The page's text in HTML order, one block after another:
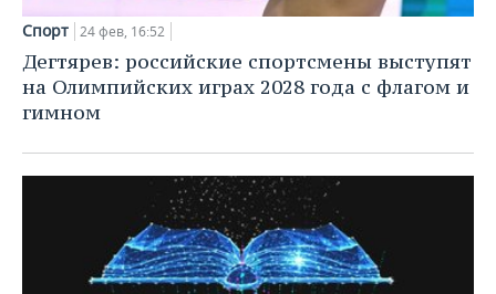
Спорт 24 фев, 16:52
Дегтярев: российские спортсмены выступят
на Олимпийских играх 2028 года с флагом и
гимном